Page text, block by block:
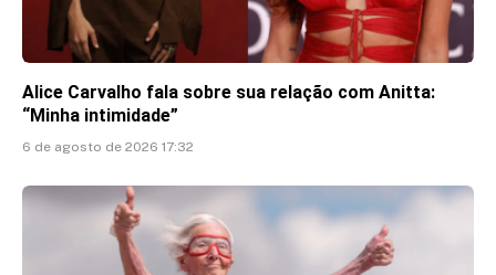
Alice Carvalho fala sobre sua relação com Anitta:
“Minha intimidade”
6 de agosto de 2026 17:32